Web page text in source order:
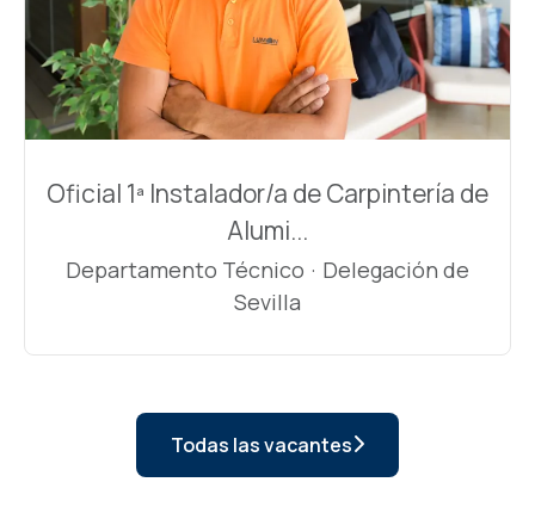
Oficial 1ª Instalador/a de Carpintería de
Alumi...
Departamento Técnico · Delegación de
Sevilla
Todas las vacantes